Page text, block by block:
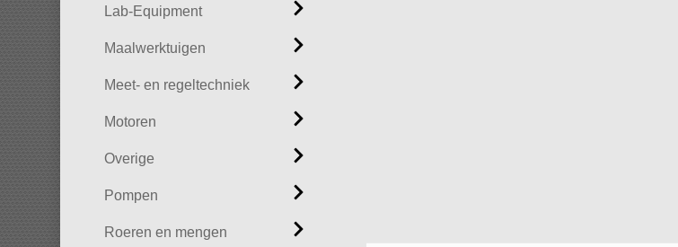
Lab-Equipment
Maalwerktuigen
Meet- en regeltechniek
Motoren
Overige
Pompen
Roeren en mengen